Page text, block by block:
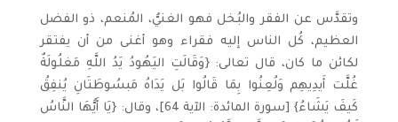
وتقدَّس عن الفقر والبُخل فهو الغنيُّ، المُنعم، ذو الفضل
العظيم، كُل الناس إليه فقراء وهو أغنى من أن يفتقر
لكائن ما كان، قال تعالى: {وَقَالَتِ اليَهُودُ يَدُ اللَّهِ مَغلُولَةٌ
غُلَّت أَيدِيهِم وَلُعِنُوا بِمَا قَالُوا بَل يَدَاهُ مَبسُوطَتَانِ يُنفِقُ
كَيفَ يَشَاءُ} [سورة المائدة: الآية 64]، وقال: {يَا أَيُّهَا النَّاسُ